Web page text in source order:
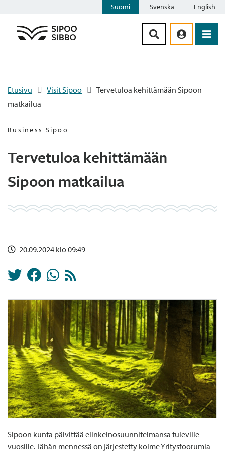
Suomi Svenska English
Etusivu Visit Sipoo
Tervetuloa kehittämään Sipoon
matkailua
Business Sipoo
Tervetuloa kehittämään
Sipoon matkailua
20.09.2024 klo 09:49
Sipoon kunta päivittää elinkeinosuunnitelmansa tuleville
vuosille. Tähän mennessä on järjestetty kolme Yritysfoorumia